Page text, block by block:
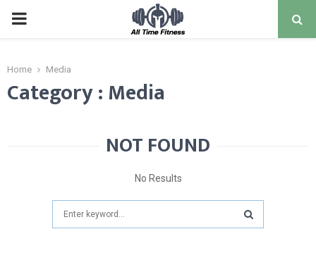
Home Media
Category : Media
NOT FOUND
No Results